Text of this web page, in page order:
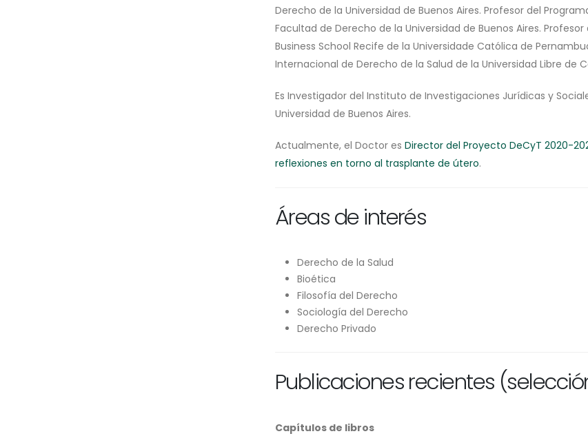
Derecho de la Universidad de Buenos Aires. Profesor del
Facultad de Derecho de la Universidad de Buenos Aires.
Business School Recife de la Universidade Católica de
Internacional de Derecho de la Salud de la Universidad Libre de
Es Investigador del Instituto de Investigaciones Jurídicas y
Universidad de Buenos Aires.
Actualmente, el Doctor es Director del Proyecto DeCyT 2020-
reflexiones en torno al trasplante de útero.
Áreas de interés
Derecho de la Salud
Bioética
Filosofía del Derecho
Sociología del Derecho
Derecho Privado
Publicaciones recientes
Capítulos de libros